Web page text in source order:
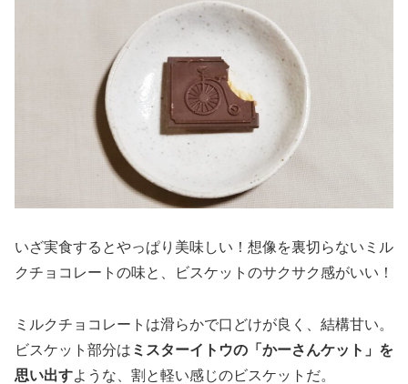
いざ実食するとやっぱり美味しい！想像を裏切らないミル
クチョコレートの味と、ビスケットのサクサク感がいい！
ミルクチョコレートは滑らかで口どけが良く、結構甘い。
ビスケット部分は ミスターイトウの「かーさんケット」を
思い出すような、割と軽い感じのビスケットだ。